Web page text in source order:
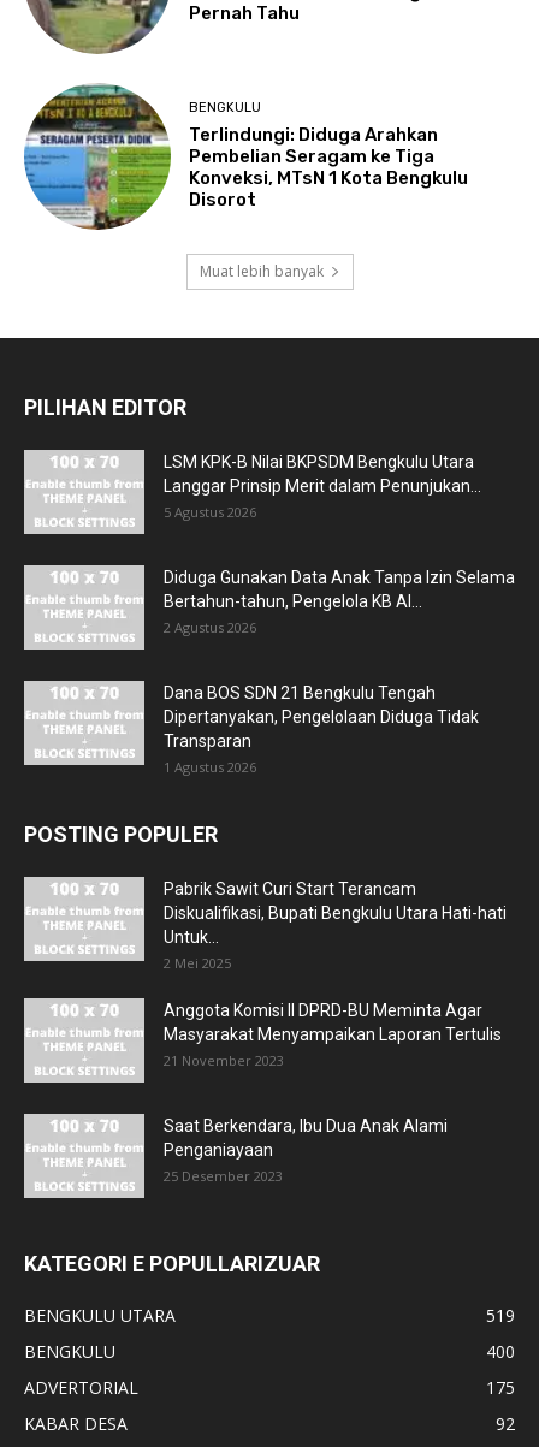
Pernah Tahu
BENGKULU
Terlindungi: Diduga Arahkan
Pembelian Seragam ke Tiga
Konveksi, MTsN 1 Kota Bengkulu
Disorot
Muat lebih banyak
PILIHAN EDITOR
LSM KPK-B Nilai BKPSDM Bengkulu Utara
Langgar Prinsip Merit dalam Penunjukan...
5 Agustus 2026
Diduga Gunakan Data Anak Tanpa Izin Selama
Bertahun-tahun, Pengelola KB Al...
2 Agustus 2026
Dana BOS SDN 21 Bengkulu Tengah
Dipertanyakan, Pengelolaan Diduga Tidak
Transparan
1 Agustus 2026
POSTING POPULER
Pabrik Sawit Curi Start Terancam
Diskualifikasi, Bupati Bengkulu Utara Hati-hati
Untuk...
2 Mei 2025
Anggota Komisi II DPRD-BU Meminta Agar
Masyarakat Menyampaikan Laporan Tertulis
21 November 2023
Saat Berkendara, Ibu Dua Anak Alami
Penganiayaan
25 Desember 2023
KATEGORI E POPULLARIZUAR
BENGKULU UTARA
519
BENGKULU
400
ADVERTORIAL
175
KABAR DESA
92